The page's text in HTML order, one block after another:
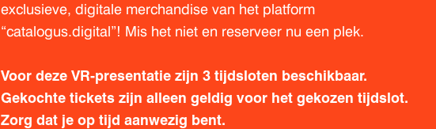
exclusieve, digitale merchandise van het platform
“catalogus.digital”! Mis het niet en reserveer nu een plek.
Voor deze VR-presentatie zijn 3 tijdsloten beschikbaar.
Gekochte tickets zijn alleen geldig voor het gekozen tijdslot.
Zorg dat je op tijd aanwezig bent.